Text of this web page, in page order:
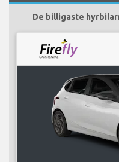
De billigaste